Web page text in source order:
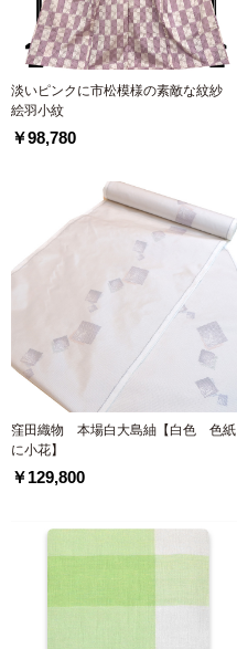
淡いピンクに市松模様の素敵な紋紗
絵羽小紋
￥98,780
窪田織物 本場白大島紬【白色 色紙
に小花】
￥129,800